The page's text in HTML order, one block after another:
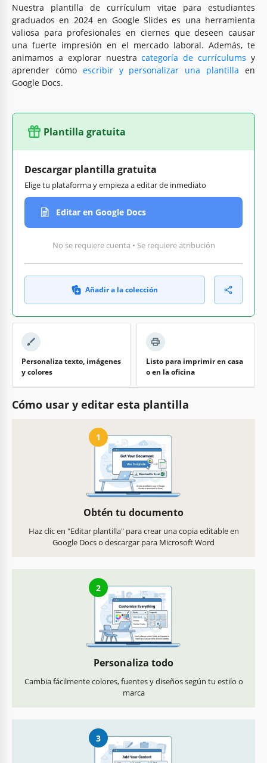
Nuestra plantilla de currículum vitae para estudiantes
graduados en 2024 en Google Slides es una herramienta
valiosa para profesionales en ciernes que deseen causar
una fuerte impresión en el mercado laboral. Además, te
animamos a explorar nuestracategoría de currículums y
aprender cómo escribir y personalizar una plantilla en
Google Docs.
Plantilla gratuita
Descargar plantilla gratuita
Elige tu plataforma y empieza a editar de inmediato
Editar en Google Docs
No se requiere cuenta • Se requiere atribución
Añadir a la colección
Personaliza texto, imágenes
y colores
Listo para imprimir en casa
o en la oficina
Cómo usar y editar esta plantilla
1
Obtén tu documento
Haz clic en "Editar plantilla" para crear una copia editable en
Google Docs o descargar para Microsoft Word
2
Personaliza todo
Cambia fácilmente colores, fuentes y diseños según tu estilo o
marca
3